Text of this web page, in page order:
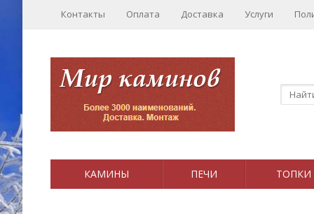
Контакты Оплата Доставка Услуги
КАМИНЫ ПЕЧИ ТОПКИ